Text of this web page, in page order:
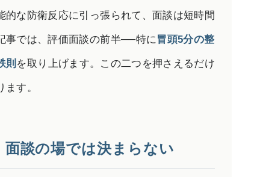
な防衛反応に引っ張られて、面談は短時間
事では、評価面談の前半──特に 冒頭5分の整
則 を取り上げます。この二つを押さえるだけ
す。
面談の場では決まらない